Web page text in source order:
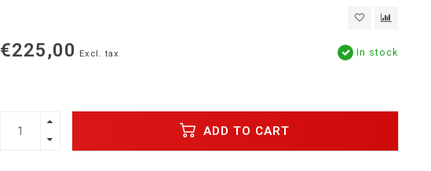
€225,00 Excl. tax In stock
ADD TO CART